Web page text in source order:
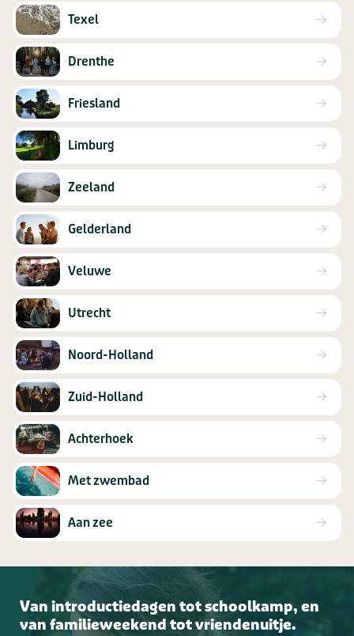
Texel
Drenthe
Friesland
Limburg
Zeeland
Gelderland
Veluwe
Utrecht
Noord-Holland
Zuid-Holland
Achterhoek
Met zwembad
Aan zee
Van introductiedagen tot schoolkamp, en
van familieweekend tot vriendenuitje.